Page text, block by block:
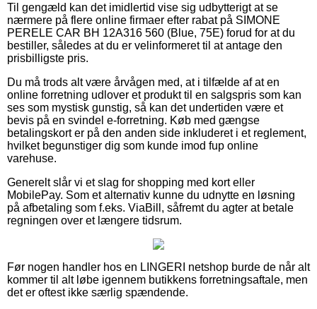
Til gengæld kan det imidlertid vise sig udbytterigt at se
nærmere på flere online firmaer efter rabat på SIMONE
PERELE CAR BH 12A316 560 (Blue, 75E) forud for at du
bestiller, således at du er velinformeret til at antage den
prisbilligste pris.
Du må trods alt være årvågen med, at i tilfælde af at en
online forretning udlover et produkt til en salgspris som kan
ses som mystisk gunstig, så kan det undertiden være et
bevis på en svindel e-forretning. Køb med gængse
betalingskort er på den anden side inkluderet i et reglement,
hvilket begunstiger dig som kunde imod fup online
varehuse.
Generelt slår vi et slag for shopping med kort eller
MobilePay. Som et alternativ kunne du udnytte en løsning
på afbetaling som f.eks. ViaBill, såfremt du agter at betale
regningen over et længere tidsrum.
Før nogen handler hos en LINGERI netshop burde de når alt
kommer til alt løbe igennem butikkens forretningsaftale, men
det er oftest ikke særlig spændende.